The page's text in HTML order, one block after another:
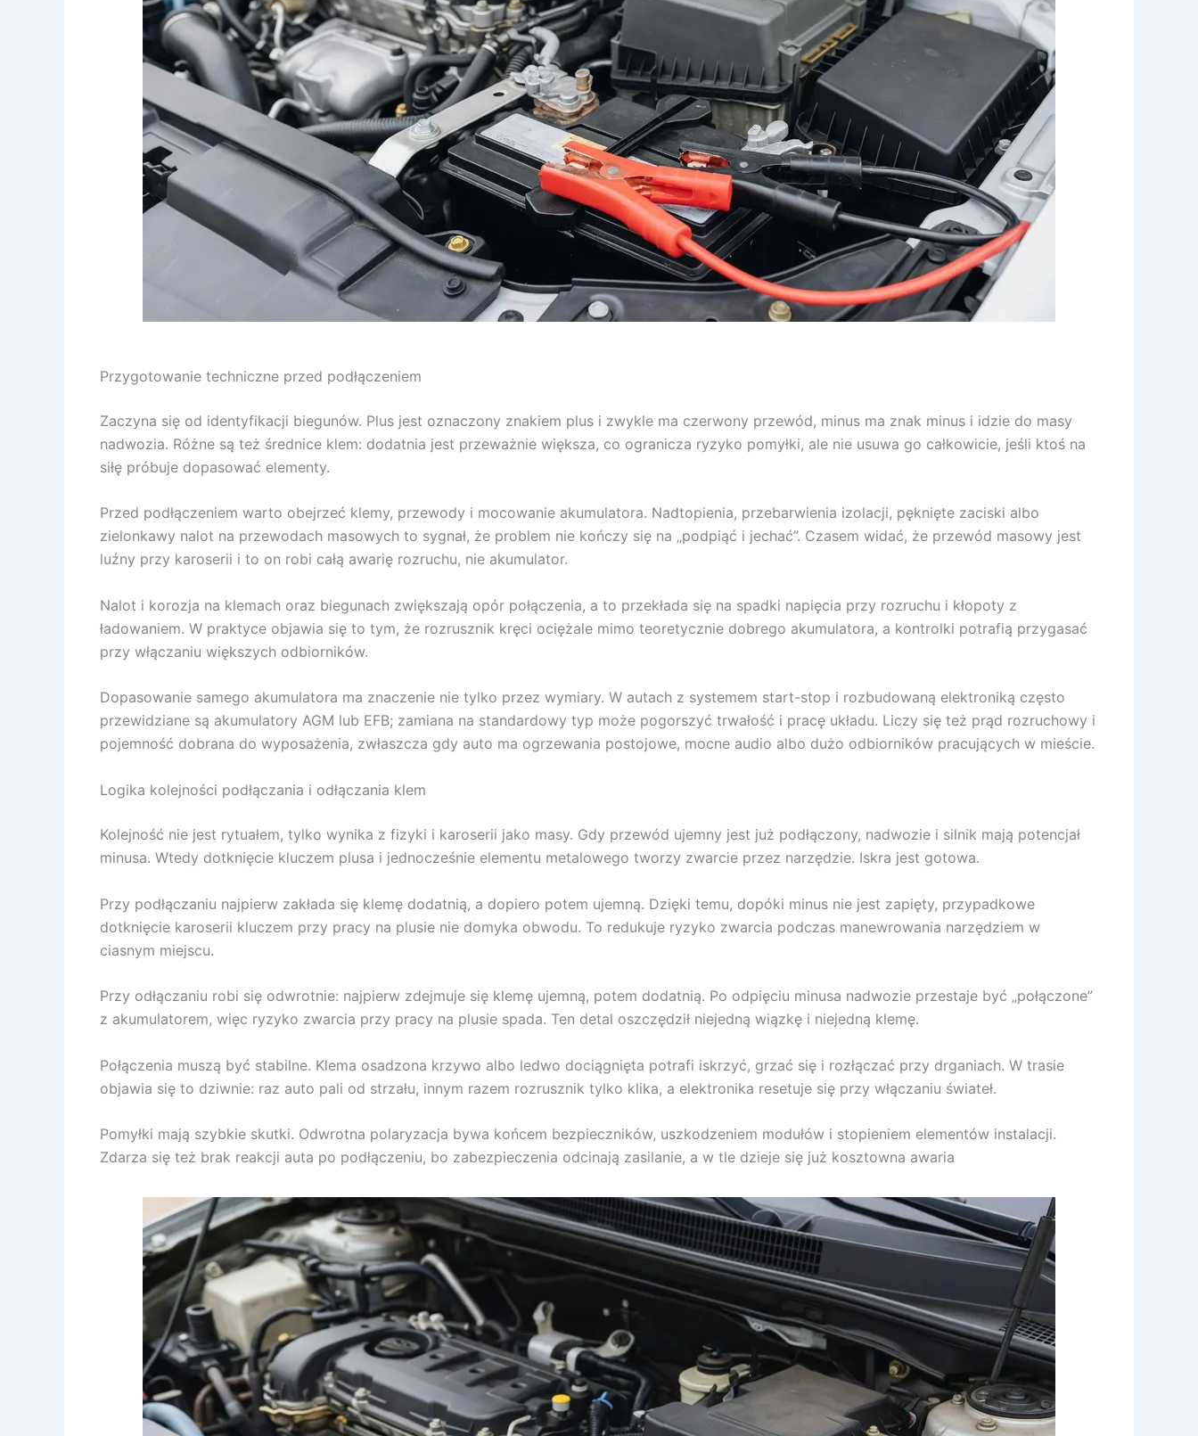
Przygotowanie techniczne przed podłączeniem
Zaczyna się od identyfikacji biegunów. Plus jest oznaczony znakiem plus i zwykle ma czerwony przewód, minus ma znak minus i idzie do masy
nadwozia. Różne są też średnice klem: dodatnia jest przeważnie większa, co ogranicza ryzyko pomyłki, ale nie usuwa go całkowicie, jeśli ktoś na
siłę próbuje dopasować elementy.
Przed podłączeniem warto obejrzeć klemy, przewody i mocowanie akumulatora. Nadtopienia, przebarwienia izolacji, pęknięte zaciski albo
zielonkawy nalot na przewodach masowych to sygnał, że problem nie kończy się na „podpiąć i jechać”. Czasem widać, że przewód masowy jest
luźny przy karoserii i to on robi całą awarię rozruchu, nie akumulator.
Nalot i korozja na klemach oraz biegunach zwiększają opór połączenia, a to przekłada się na spadki napięcia przy rozruchu i kłopoty z
ładowaniem. W praktyce objawia się to tym, że rozrusznik kręci ociężale mimo teoretycznie dobrego akumulatora, a kontrolki potrafią przygasać
przy włączaniu większych odbiorników.
Dopasowanie samego akumulatora ma znaczenie nie tylko przez wymiary. W autach z systemem start-stop i rozbudowaną elektroniką często
przewidziane są akumulatory AGM lub EFB; zamiana na standardowy typ może pogorszyć trwałość i pracę układu. Liczy się też prąd rozruchowy i
pojemność dobrana do wyposażenia, zwłaszcza gdy auto ma ogrzewania postojowe, mocne audio albo dużo odbiorników pracujących w mieście.
Logika kolejności podłączania i odłączania klem
Kolejność nie jest rytuałem, tylko wynika z fizyki i karoserii jako masy. Gdy przewód ujemny jest już podłączony, nadwozie i silnik mają potencjał
minusa. Wtedy dotknięcie kluczem plusa i jednocześnie elementu metalowego tworzy zwarcie przez narzędzie. Iskra jest gotowa.
Przy podłączaniu najpierw zakłada się klemę dodatnią, a dopiero potem ujemną. Dzięki temu, dopóki minus nie jest zapięty, przypadkowe
dotknięcie karoserii kluczem przy pracy na plusie nie domyka obwodu. To redukuje ryzyko zwarcia podczas manewrowania narzędziem w
ciasnym miejscu.
Przy odłączaniu robi się odwrotnie: najpierw zdejmuje się klemę ujemną, potem dodatnią. Po odpięciu minusa nadwozie przestaje być „połączone”
z akumulatorem, więc ryzyko zwarcia przy pracy na plusie spada. Ten detal oszczędził niejedną wiązkę i niejedną klemę.
Połączenia muszą być stabilne. Klema osadzona krzywo albo ledwo dociągnięta potrafi iskrzyć, grzać się i rozłączać przy drganiach. W trasie
objawia się to dziwnie: raz auto pali od strzału, innym razem rozrusznik tylko klika, a elektronika resetuje się przy włączaniu świateł.
Pomyłki mają szybkie skutki. Odwrotna polaryzacja bywa końcem bezpieczników, uszkodzeniem modułów i stopieniem elementów instalacji.
Zdarza się też brak reakcji auta po podłączeniu, bo zabezpieczenia odcinają zasilanie, a w tle dzieje się już kosztowna awaria